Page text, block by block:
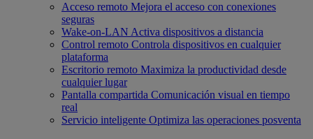
Acceso remoto Mejora el acceso con conexiones
seguras
Wake-on-LAN Activa dispositivos a distancia
Control remoto Controla dispositivos en cualquier
plataforma
Escritorio remoto Maximiza la productividad desde
cualquier lugar
Pantalla compartida Comunicación visual en tiempo
real
Servicio inteligente Optimiza las operaciones posventa